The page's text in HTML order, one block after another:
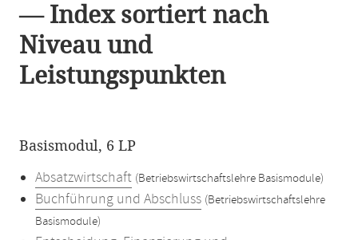
— Index sortiert nach
Niveau und
Leistungspunkten
Basismodul, 6 LP
Absatzwirtschaft (Betriebswirtschaftslehre Basismodule)
Buchführung und Abschluss (Betriebswirtschaftslehre
Basismodule)